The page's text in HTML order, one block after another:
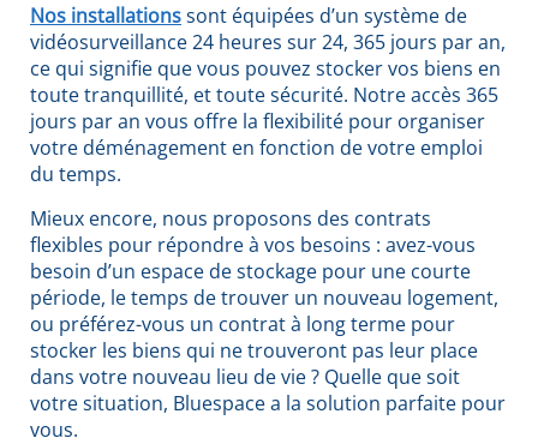
Nos installationssont équipées d’un système de
vidéosurveillance 24 heures sur 24, 365 jours par an,
ce qui signifie que vous pouvez stocker vos biens en
toute tranquillité, et toute sécurité. Notre accès 365
jours par an vous offre la flexibilité pour organiser
votre déménagement en fonction de votre emploi
du temps.
Mieux encore, nous proposons des contrats
flexibles pour répondre à vos besoins : avez-vous
besoin d’un espace de stockage pour une courte
période, le temps de trouver un nouveau logement,
ou préférez-vous un contrat à long terme pour
stocker les biens qui ne trouveront pas leur place
dans votre nouveau lieu de vie ? Quelle que soit
votre situation, Bluespace a la solution parfaite pour
vous.